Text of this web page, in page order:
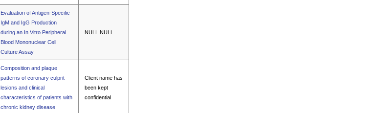
Evaluation of Antigen-Specific
IgM and IgG Production
during an In Vitro Peripheral
Blood Mononuclear Cell
Culture Assay
NULL NULL
Composition and plaque
patterns of coronary culprit
lesions and clinical
characteristics of patients with
chronic kidney disease
Client name has
been kept
confidential